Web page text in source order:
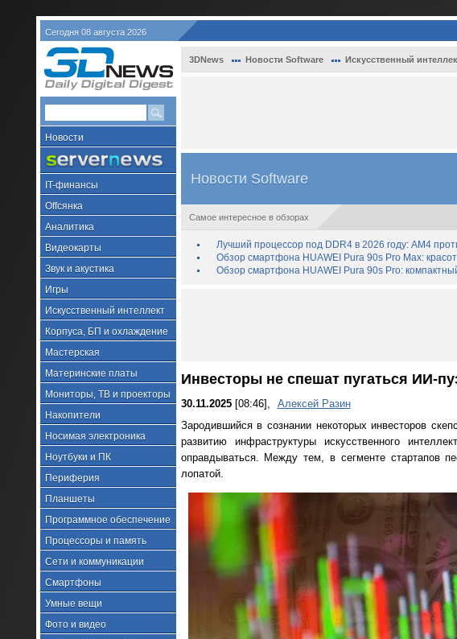
Сегодня 08 августа 2026
Новости
IT-финансы
Offсянка
Аналитика
Видеокарты
Звук и акустика
Игры
Искусственный интеллект
Корпуса, БП и охлаждение
Мастерская
Материнские платы
Мониторы, ТВ и проекторы
Накопители
Носимая электроника
Ноутбуки и ПК
Периферия
Планшеты
Программное обеспечение
Процессоры и память
Сети и коммуникации
Смартфоны
Умные вещи
Фото и видео
3DNews Новости Software Искусственный
Новости Software
Самое интересное в обзорах
Лучший процессор под DDR4 в 2026 году: AM4
Обзор смартфона HUAWEI Pura 90s Pro Max:
Обзор смартфона HUAWEI Pura 90s Pro:
Инвесторы не спешат пугаться ИИ-
30.11.2025[08:46],
Алексей Разин
Зародившийся в сознании некоторых инвесторов
развитию инфраструктуры искусственного
оправдываться. Между тем, в сегменте стартапов
лопатой.